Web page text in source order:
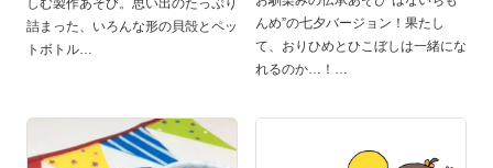
しむ製作あそび。思い出のたっぷり
詰まった、いろんな形の貝殻とペッ
トボトル
んめ”の七夕バージョン！果たし
て、おりひめとひこぼしは一緒にな
れるのか…！